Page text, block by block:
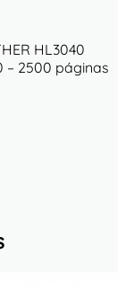
HL3040
– 2500 páginas